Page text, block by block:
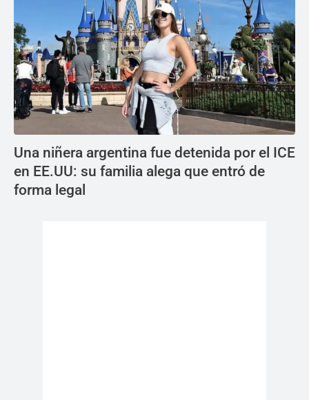
Una niñera argentina fue detenida por el ICE
en EE.UU: su familia alega que entró de
forma legal